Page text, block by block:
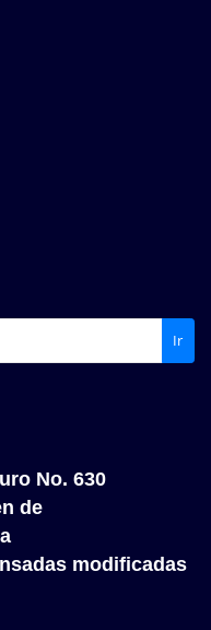
Ir
No. 630
de
modificadas